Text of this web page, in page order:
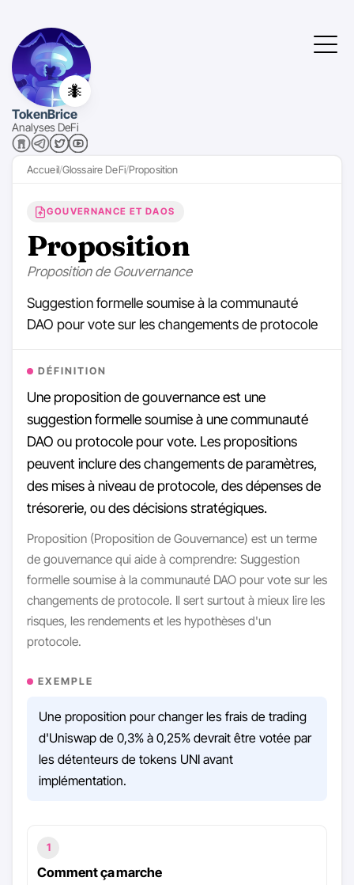
🐜
TokenBrice
Analyses DeFi
Accueil Glossaire DeFi Proposition
GOUVERNANCE ET DAOS
Proposition
Proposition de Gouvernance
Suggestion formelle soumise à la communauté
DAO pour vote sur les changements de protocole
DÉFINITION
Une proposition de gouvernance est une
suggestion formelle soumise à une communauté
DAO ou protocole pour vote. Les propositions
peuvent inclure des changements de paramètres,
des mises à niveau de protocole, des dépenses de
trésorerie, ou des décisions stratégiques.
Proposition (Proposition de Gouvernance) est un terme
de gouvernance qui aide à comprendre: Suggestion
formelle soumise à la communauté DAO pour vote sur les
changements de protocole. Il sert surtout à mieux lire les
risques, les rendements et les hypothèses d'un
protocole.
EXEMPLE
Une proposition pour changer les frais de trading
d'Uniswap de 0,3% à 0,25% devrait être votée par
les détenteurs de tokens UNI avant
implémentation.
1
Comment ça marche